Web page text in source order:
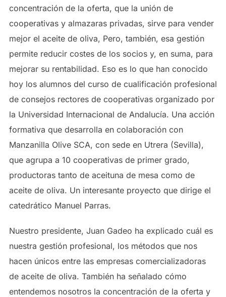
concentración de la oferta, que la unión de
cooperativas y almazaras privadas, sirve para vender
mejor el aceite de oliva, Pero, también, esa gestión
permite reducir costes de los socios y, en suma, para
mejorar su rentabilidad. Eso es lo que han conocido
hoy los alumnos del curso de cualificación profesional
de consejos rectores de cooperativas organizado por
la Universidad Internacional de Andalucía. Una acción
formativa que desarrolla en colaboración con
Manzanilla Olive SCA, con sede en Utrera (Sevilla),
que agrupa a 10 cooperativas de primer grado,
productoras tanto de aceituna de mesa como de
aceite de oliva. Un interesante proyecto que dirige el
catedrático Manuel Parras.
Nuestro presidente, Juan Gadeo ha explicado cuál es
nuestra gestión profesional, los métodos que nos
hacen únicos entre las empresas comercializadoras
de aceite de oliva. También ha señalado cómo
entendemos nosotros la concentración de la oferta y